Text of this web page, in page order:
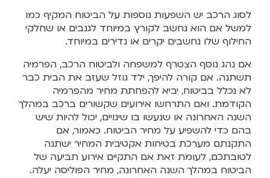
לסוג הרכב יש השפעות נוספות על הביטוח המקיף כמו
למשל אם הוא נחשב לקורץ במיוחד לגנבים או שחלקי
החילוף שלו נחשבים יקרים או נדירים במיוחד.
אם נהג נוסף הצטרף למשפחה ולביטוח הרכב, הפרמיה
תשתנה. אם קורה להיפך, ילד גוזל שעזב את הבית כבר
לא נכלל בביטוח, יביא להפחתת מחיר מהפרמיה
הקודמת. ואם התרחשו אירועים שקשורים ברכב במהלך
השנה האחרונה או שנעשו בו שינויים, יכול להיות שיש
בהם כדי להשפיע על מחיר הביטוח. כאמור, אם
התקנתם מערכת בטיחות אקטיבית המחיר ישתנה
לטובתכם, לעומת זאת אם התקיים אירוע תביעה של
הביטוח במהלך השנה האחרונה, מחיר הפוליסה יעלה.